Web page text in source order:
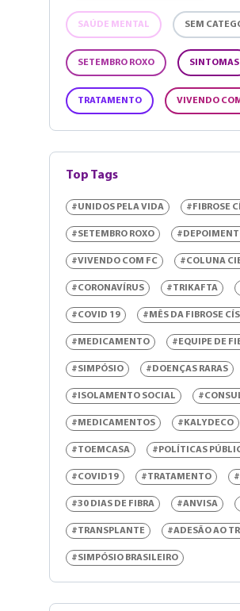
SAÚDE MENTAL SEM
SETEMBRO ROXO SINTOMAS
TRATAMENTO VIVENDO
Top Tags
#UNIDOS PELA VIDA #FIBROSE
#SETEMBRO ROXO
#VIVENDO COM FC #COLUNA
#CORONAVÍRUS #TRIKAFTA
#COVID 19 #MÊS DA FIBROSE
#MEDICAMENTO #EQUIPE DE
#SIMPÓSIO #DOENÇAS RARAS
#ISOLAMENTO SOCIAL
#MEDICAMENTOS #KALYDECO
#TOEMCASA #POLÍTICAS
#COVID19 #TRATAMENTO
#30 DIAS DE FIBRA #ANVISA
#TRANSPLANTE #ADESÃO AO
#SIMPÓSIO BRASILEIRO